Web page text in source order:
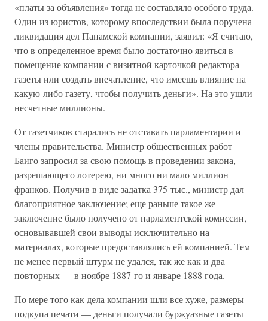
«платы за объявления» тогда не составляло особого труда.
Один из юристов, которому впоследствии была поручена
ликвидация дел Панамской компании, заявил: «Я считаю,
что в определенное время было достаточно явиться в
помещение компании с визитной карточкой редактора
газеты или создать впечатление, что имеешь влияние на
какую-либо газету, чтобы получить деньги». На это ушли
несчетные миллионы.
От газетчиков старались не отставать парламентарии и
члены правительства. Министр общественных работ
Баиго запросил за свою помощь в проведении закона,
разрешающего лотерею, ни много ни мало миллион
франков. Получив в виде задатка 375 тыс., министр дал
благоприятное заключение; еще раньше такое же
заключение было получено от парламентской комиссии,
основывавшей свои выводы исключительно на
материалах, которые предоставлялись ей компанией. Тем
не менее первый штурм не удался, так же как и два
повторных — в ноябре 1887-го и январе 1888 года.
По мере того как дела компании шли все хуже, размеры
подкупа печати — деньги получали буржуазные газеты